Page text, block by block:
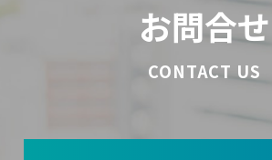
お問合せ
CONTACT US